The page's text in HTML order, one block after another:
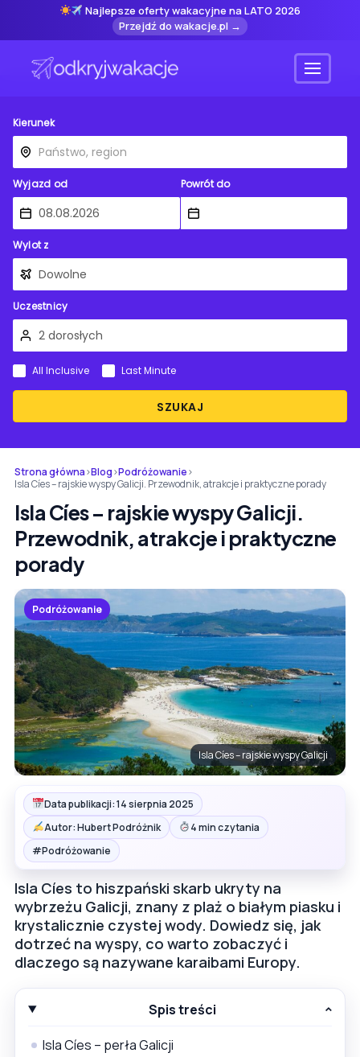
Najlepsze oferty wakacyjne na LATO 2026
Przejdź do wakacje.pl →
Menu
Kierunek
Wyjazd od Powrót do
Wylot z
Uczestnicy
SZUKAJ
All Inclusive Last Minute
Strona główna›Blog›Podróżowanie›
Isla Cíes – rajskie wyspy Galicji. Przewodnik, atrakcje i praktyczne porady
Isla Cíes – rajskie wyspy Galicji.
Przewodnik, atrakcje i praktyczne
porady
Podróżowanie
Isla Cíes – rajskie wyspy Galicji
Data publikacji: 14 sierpnia 2025
Autor: Hubert Podróżnik
4 min czytania
#Podróżowanie
Isla Cíes to hiszpański skarb ukryty na
wybrzeżu Galicji, znany z plaż o białym piasku i
krystalicznie czystej wody. Dowiedz się, jak
dotrzeć na wyspy, co warto zobaczyć i
dlaczego są nazywane karaibami Europy.
Spis treści
Isla Cíes – perła Galicji